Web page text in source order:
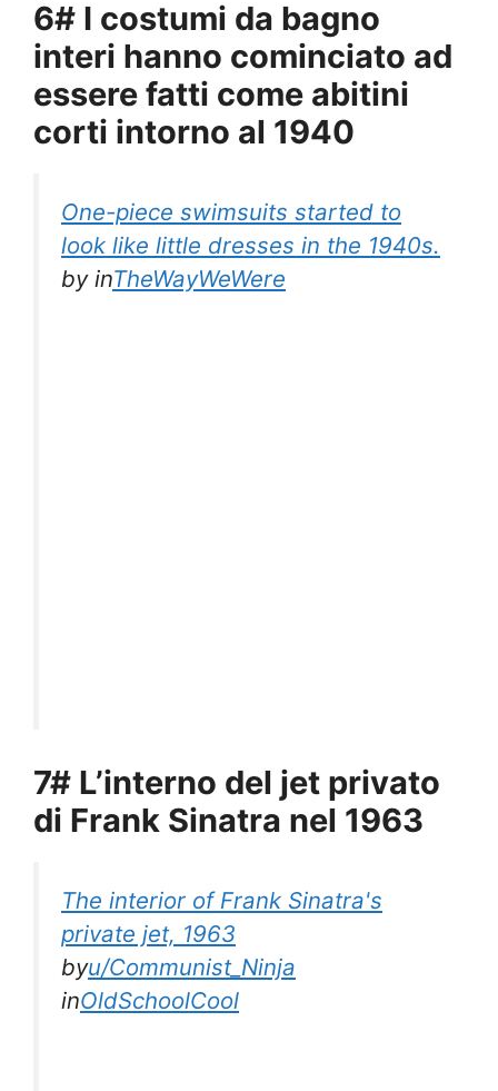
6# I costumi da bagno
interi hanno cominciato ad
essere fatti come abitini
corti intorno al 1940
One-piece swimsuits started to
look like little dresses in the 1940s.
byinTheWayWeWere
7# L’interno del jet privato
di Frank Sinatra nel 1963
The interior of Frank Sinatra's
private jet, 1963
byu/Communist_Ninja
inOldSchoolCool